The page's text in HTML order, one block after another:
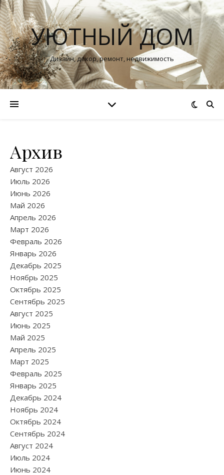
УЮТНЫЙ ДОМ
Дизайн, декор, ремонт, недвижимость
Архив
Август 2026
Июль 2026
Июнь 2026
Май 2026
Апрель 2026
Март 2026
Февраль 2026
Январь 2026
Декабрь 2025
Ноябрь 2025
Октябрь 2025
Сентябрь 2025
Август 2025
Июнь 2025
Май 2025
Апрель 2025
Март 2025
Февраль 2025
Январь 2025
Декабрь 2024
Ноябрь 2024
Октябрь 2024
Сентябрь 2024
Август 2024
Июль 2024
Июнь 2024